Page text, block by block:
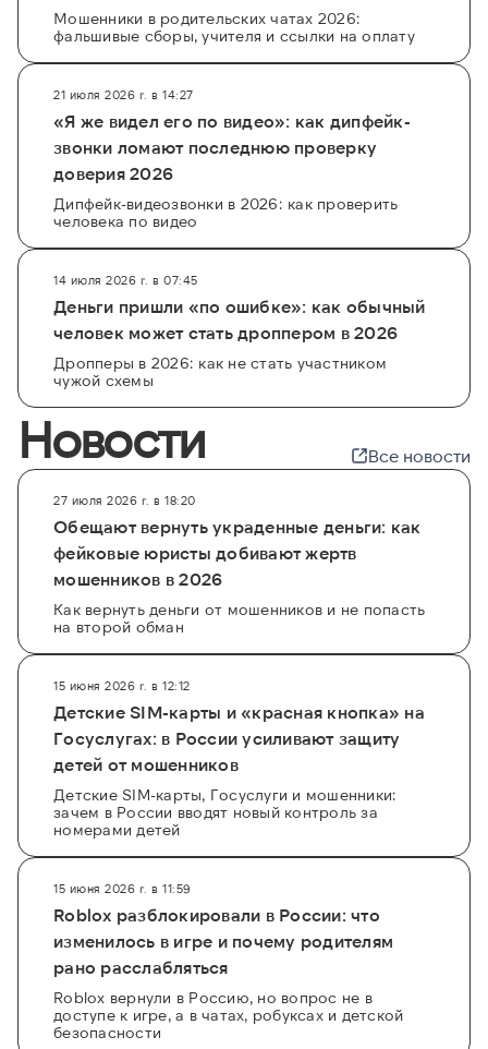
Мошенники в родительских чатах 2026:
фальшивые сборы, учителя и ссылки на оплату
21 июля 2026 г. в 14:27
«Я же видел его по видео»: как дипфейк-
звонки ломают последнюю проверку
доверия 2026
Дипфейк-видеозвонки в 2026: как проверить
человека по видео
14 июля 2026 г. в 07:45
Деньги пришли «по ошибке»: как обычный
человек может стать дроппером в 2026
Дропперы в 2026: как не стать участником
чужой схемы
Новости Все новости
27 июля 2026 г. в 18:20
Обещают вернуть украденные деньги: как
фейковые юристы добивают жертв
мошенников в 2026
Как вернуть деньги от мошенников и не попасть
на второй обман
15 июня 2026 г. в 12:12
Детские SIM-карты и «красная кнопка» на
Госуслугах: в России усиливают защиту
детей от мошенников
Детские SIM-карты, Госуслуги и мошенники:
зачем в России вводят новый контроль за
номерами детей
15 июня 2026 г. в 11:59
Roblox разблокировали в России: что
изменилось в игре и почему родителям
рано расслабляться
Roblox вернули в Россию, но вопрос не в
доступе к игре, а в чатах, робуксах и детской
безопасности